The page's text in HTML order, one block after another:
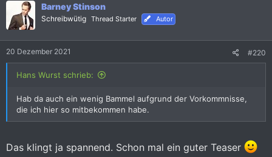
Barney Stinson
Schreibwütig Thread Starter Autor
20 Dezember 2021 #220
Hans Wurst schrieb:
Hab da auch ein wenig Bammel aufgrund der Vorkommnisse,
die ich hier so mitbekommen habe.
Das klingt ja spannend. Schon mal ein guter Teaser